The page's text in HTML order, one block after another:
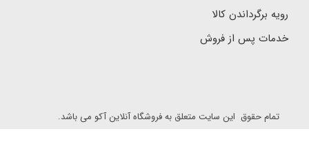
رویه برگرداندن کالا
خدمات پس از فروش
تمام حقوق این سایت متعلق به فروشگاه آنلاین آکو می باشد.